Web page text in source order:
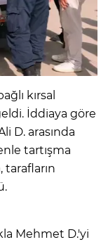
kırsal
İddiaya göre
D. arasında
tartışma
tarafların
Mehmet D.'yi